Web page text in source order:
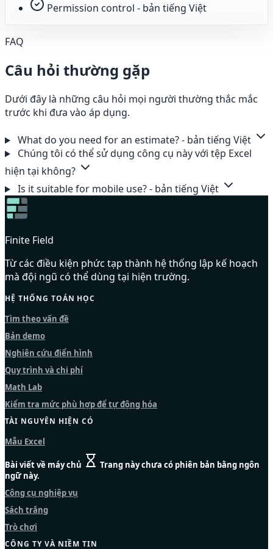
Permission control - bản tiếng Việt
FAQ
Câu hỏi thường gặp
Dưới đây là những câu hỏi mọi người thường thắc mắc
trước khi đưa vào áp dụng.
What do you need for an estimate? - bản tiếng Việt
Chúng tôi có thể sử dụng công cụ này với tệp Excel
hiện tại không?
Is it suitable for mobile use? - bản tiếng Việt
Finite Field
Từ các điều kiện phức tạp thành hệ thống lập kế hoạch
mà đội ngũ có thể dùng tại hiện trường.
HỆ THỐNG TOÁN HỌC
Tìm theo vấn đề
Bản demo
Nghiên cứu điển hình
Quy trình và chi phí
Math Lab
Kiểm tra mức phù hợp để tự động hóa
TÀI NGUYÊN HIỆN CÓ
Mẫu Excel
Bài viết về máy chủ
Trang này chưa có phiên bản bằng ngôn
ngữ này.
Công cụ nghiệp vụ
Sách trắng
Trò chơi
CÔNG TY VÀ NIỀM TIN